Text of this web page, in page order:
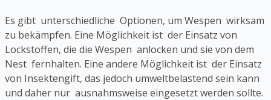
Es gibt unterschiedliche Optionen, um Wespen wirksam
zu bekämpfen. Eine Möglichkeit ist der Einsatz von
Lockstoffen, die die Wespen anlocken und sie von dem
Nest fernhalten. Eine andere Möglichkeit ist der Einsatz
von Insektengift, das jedoch umweltbelastend sein kann
und daher nur ausnahmsweise eingesetzt werden sollte.